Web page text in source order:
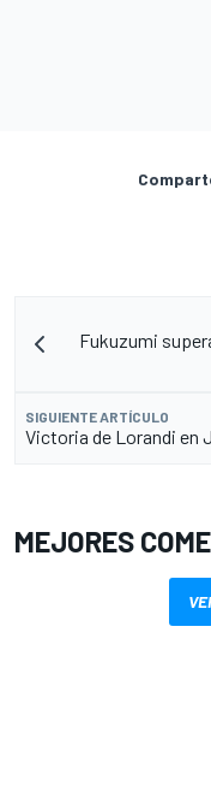
Fukuzumi
SIGUIENTE ARTÍCULO
Victoria de Lorandi en
MEJORES